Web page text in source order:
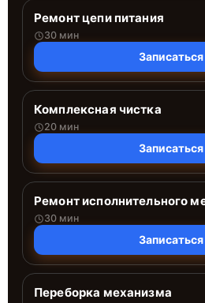
Ремонт цепи питания
30 мин
Записаться
Комплексная чистка
20 мин
Записаться
Ремонт исполнительного
30 мин
Записаться
Переборка механизма